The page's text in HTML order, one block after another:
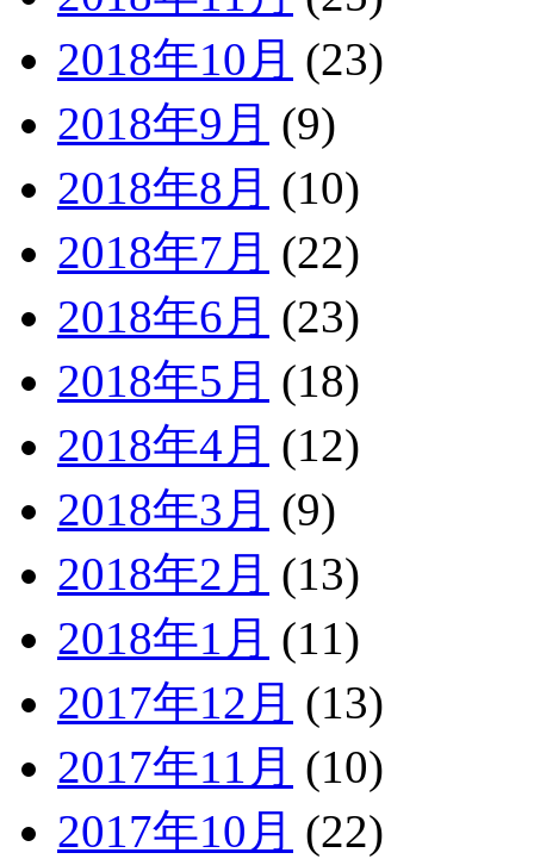
2018年10月 (23)
2018年9月 (9)
2018年8月 (10)
2018年7月 (22)
2018年6月 (23)
2018年5月 (18)
2018年4月 (12)
2018年3月 (9)
2018年2月 (13)
2018年1月 (11)
2017年12月 (13)
2017年11月 (10)
2017年10月 (22)